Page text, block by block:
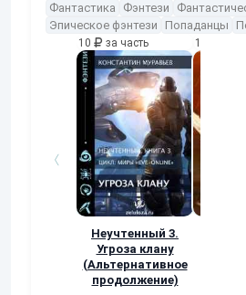
Фантастика Фэнтези
Эпическое фэнтези
Попаданцы
10 за часть
Неучтенный 3.
Угроза клану
(Альтернативное
продолжение)
10